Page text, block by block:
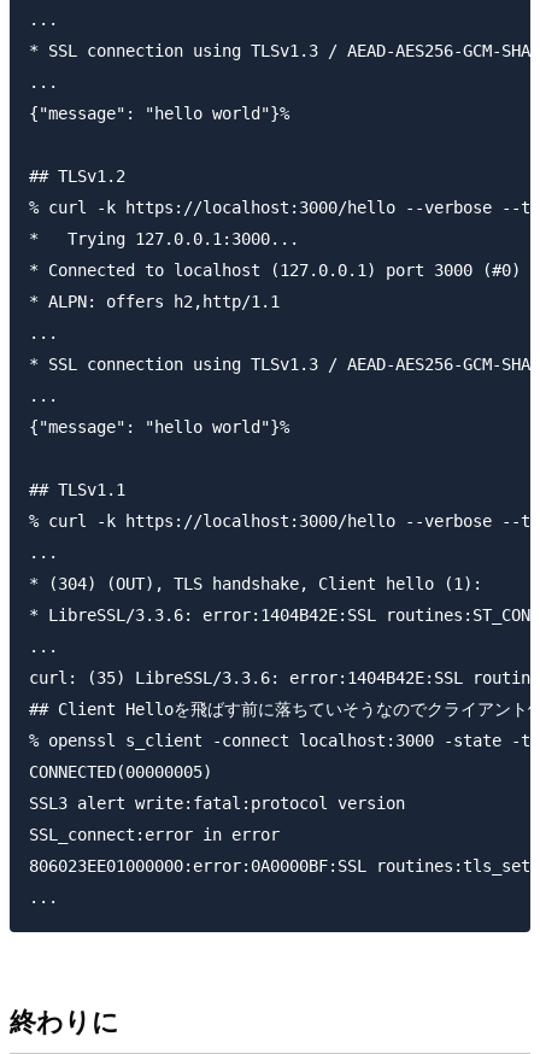
...
* SSL connection using TLSv1.3 / AEAD-AES256-GCM-
...
{"message": "hello world"}%
## TLSv1.2
% curl -k https://localhost:3000/hello --verbose --
*   Trying 127.0.0.1:3000...
* Connected to localhost (127.0.0.1) port 3000 (#0)
* ALPN: offers h2,http/1.1
...
* SSL connection using TLSv1.3 / AEAD-AES256-GCM-
...
{"message": "hello world"}%
## TLSv1.1
% curl -k https://localhost:3000/hello --verbose --
...
* (304) (OUT), TLS handshake, Client hello (1):
* LibreSSL/3.3.6: error:1404B42E:SSL
...
curl: (35) LibreSSL/3.3.6: error:1404B42E:SSL
## Client Helloを飛ばす前に落ちていそうなのでクライアント
% openssl s_client -connect localhost:3000 -state -
CONNECTED(00000005)
SSL3 alert write:fatal:protocol version
SSL_connect:error in error
806023EE01000000:error:0A0000BF:SSL
終わりに